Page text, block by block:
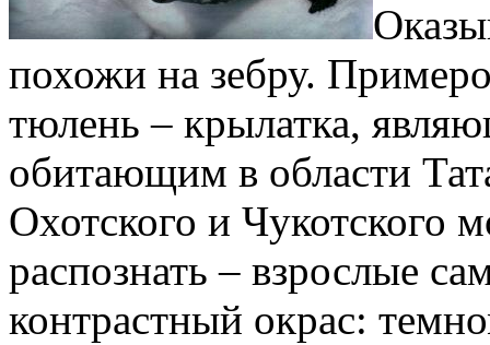
похожи на зебру.
тюлень – крылатка,
обитающим в области
Охотского и Чукотского
распознать – взрослые
контрастный окрас: